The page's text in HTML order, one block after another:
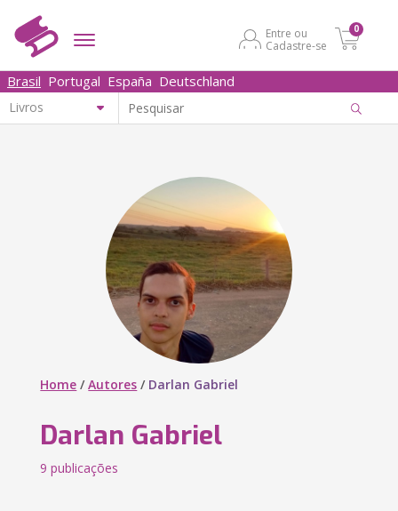
Entre ou
Cadastre-se
0
Brasil Portugal España Deutschland
Home /Autores / Darlan Gabriel
Darlan Gabriel
9 publicações